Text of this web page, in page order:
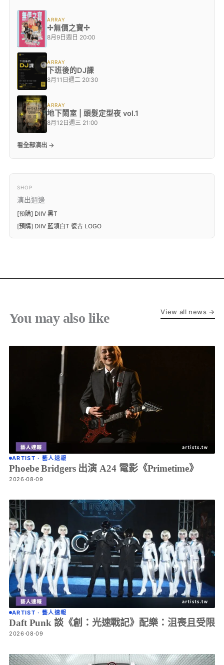
ARRAY
✢無價之寶✢
8月9日週日 20:00
ARRAY
下班後的DJ課
8月11日週二 20:30
ARRAY
地下鬧室 | 頭髮定型夜 vol.1
8月12日週三 21:00
看全部演出 →
SHOP
演出週邊
[預購] DIIV 黑T
[預購] DIIV 藍領白T 復古 LOGO
You may also like View all news →
ARTIST · 藝人速報
Phoebe Bridgers 出演 A24 電影《Primetime》
2026·08·09
ARTIST · 藝人速報
Daft Punk 談《創：光速戰記》配樂：沮喪且受限
2026·08·09